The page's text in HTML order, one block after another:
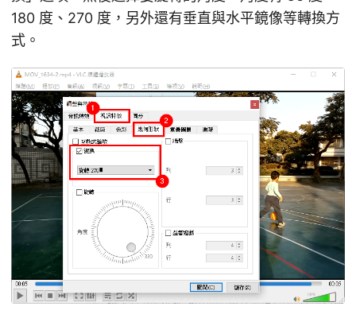
180 度、270 度，另外還有垂直與水平鏡像等轉換方
式。